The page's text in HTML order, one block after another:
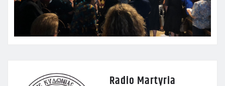
Radio Martyria